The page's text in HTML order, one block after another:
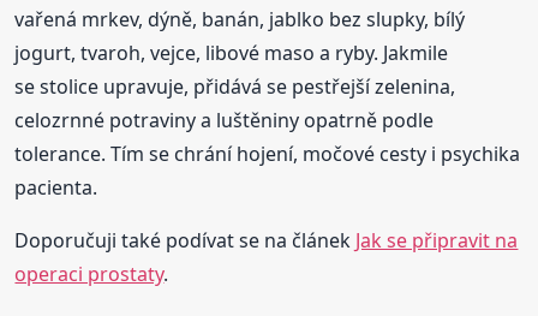
vařená mrkev, dýně, banán, jablko bez slupky, bílý
jogurt, tvaroh, vejce, libové maso a ryby. Jakmile
se stolice upravuje, přidává se pestřejší zelenina,
celozrnné potraviny a luštěniny opatrně podle
tolerance. Tím se chrání hojení, močové cesty i psychika
pacienta.
Doporučuji také podívat se na článek Jak se připravit na
operaci prostaty.